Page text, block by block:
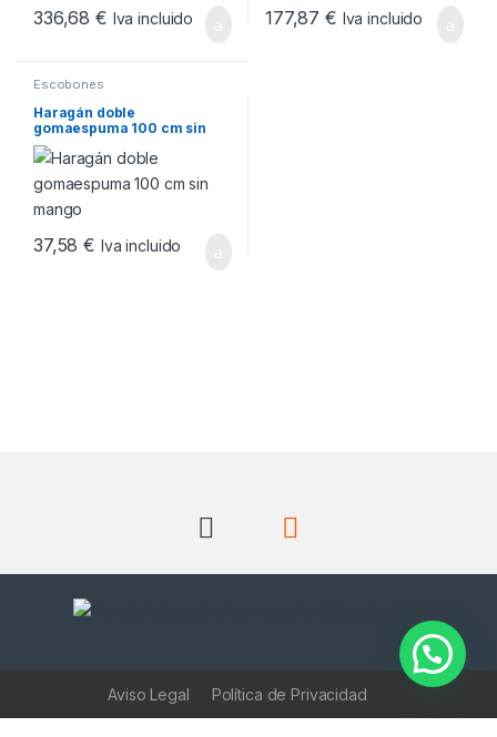
336,68€ Iva incluido 177,87€ Iva incluido
Escobones
Haragán doble
gomaespuma 100 cm sin
mango
37,58€ Iva incluido
Aviso Legal Política de Privacidad